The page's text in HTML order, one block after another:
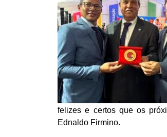
felizes e certos que os
Ednaldo Firmino.